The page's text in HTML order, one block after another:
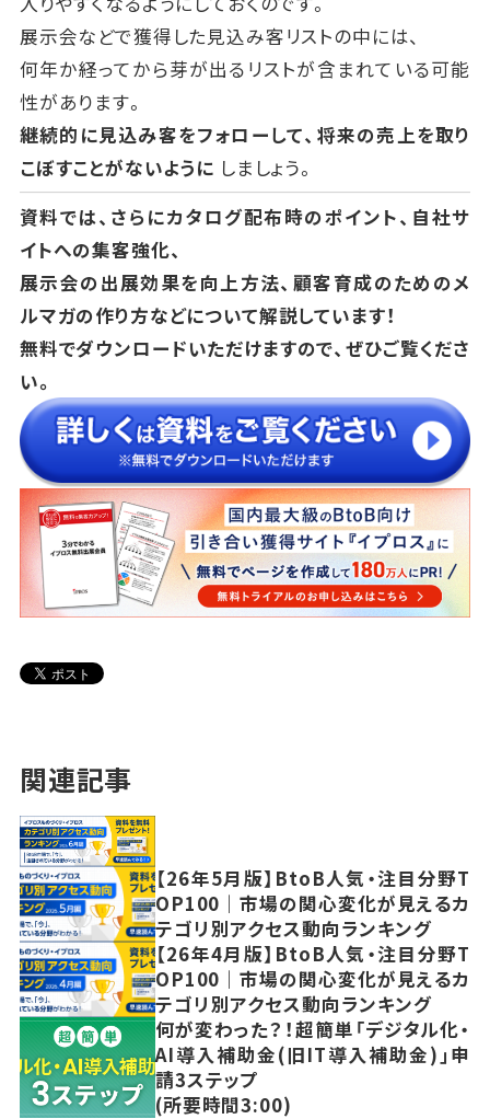
展示会などで獲得した見込み客リストの中には、
何年か経ってから芽が出るリストが含まれている可能
性があります。
継続的に見込み客をフォローして、将来の売上を取り
こぼすことがないように しましょう。
資料では、さらにカタログ配布時のポイント、自社サ
イトへの集客強化、
展示会の出展効果を向上方法、顧客育成のためのメ
ルマガの作り方などについて解説しています！
無料でダウンロードいただけますので、ぜひご覧くださ
い。
関連記事
【26年5月版】BtoB人気・注目分野T
OP100｜市場の関心変化が見えるカ
テゴリ別アクセス動向ランキング
【26年4月版】BtoB人気・注目分野T
OP100｜市場の関心変化が見えるカ
テゴリ別アクセス動向ランキング
何が変わった？！超簡単「デジタル化・
AI導入補助金(旧IT導入補助金)」申
請3ステップ
(所要時間3:00)